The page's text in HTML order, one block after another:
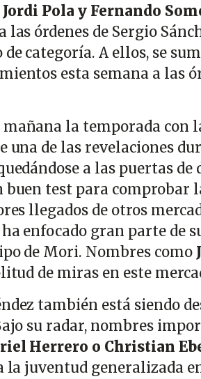
Jordi Pola y Fernando
órdenes de Sergio
categoría. A ellos, se
esta semana a las
la temporada con
una de las revelaciones
a las puertas
buen test para
llegados de otros
enfocado gran parte de
de Mori. Nombres como
de miras en este
también está siendo
su radar, nombres
Herrero o Christian
la juventud generalizada